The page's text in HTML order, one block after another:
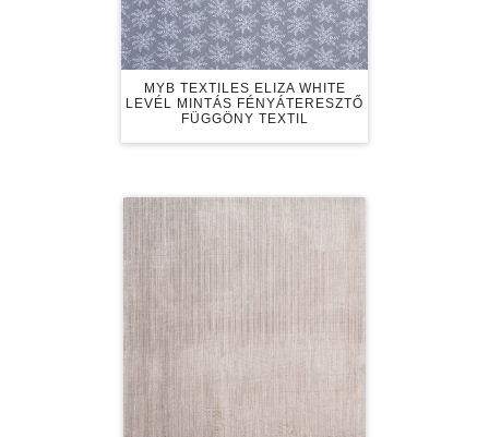
MYB TEXTILES ELIZA WHITE
LEVÉL MINTÁS FÉNYÁTERESZTŐ
FÜGGÖNY TEXTIL